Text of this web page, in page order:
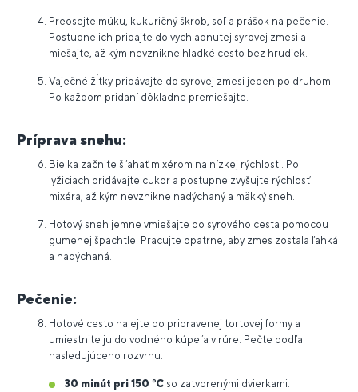
Preosejte múku, kukuričný škrob, soľ a prášok na pečenie.
Postupne ich pridajte do vychladnutej syrovej zmesi a
miešajte, až kým nevznikne hladké cesto bez hrudiek.
Vaječné žĺtky pridávajte do syrovej zmesi jeden po druhom.
Po každom pridaní dôkladne premiešajte.
Príprava snehu:
Bielka začnite šľahať mixérom na nízkej rýchlosti. Po
lyžiciach pridávajte cukor a postupne zvyšujte rýchlosť
mixéra, až kým nevznikne nadýchaný a mäkký sneh.
Hotový sneh jemne vmiešajte do syrového cesta pomocou
gumenej špachtle. Pracujte opatrne, aby zmes zostala ľahká
a nadýchaná.
Pečenie:
Hotové cesto nalejte do pripravenej tortovej formy a
umiestnite ju do vodného kúpeľa v rúre. Pečte podľa
nasledujúceho rozvrhu:
30 minút pri 150 °C so zatvorenými dvierkami.